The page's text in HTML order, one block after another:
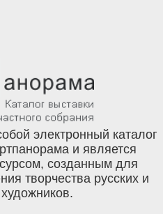
электронный каталог
и является
созданным для
творчества русских и